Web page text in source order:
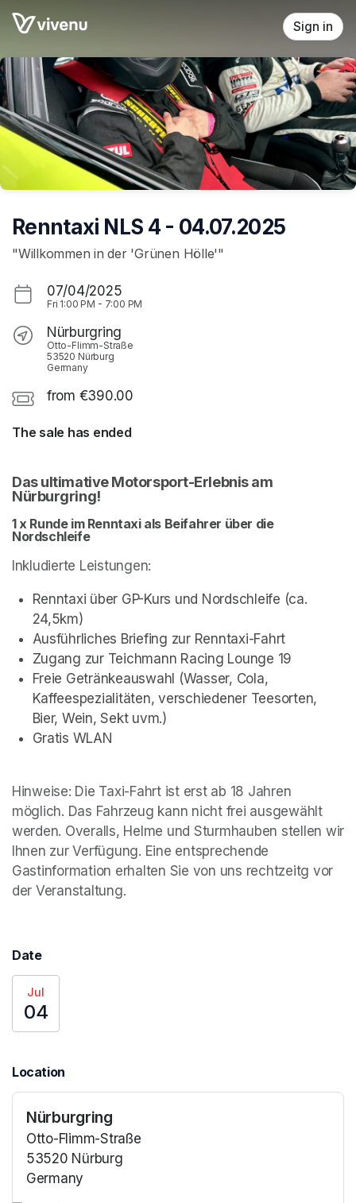
Skip header
Sign in
Renntaxi NLS 4 - 04.07.2025
"Willkommen in der 'Grünen Hölle'"
07/04/2025
Fri 1:00 PM - 7:00 PM
Nürburgring
Otto-Flimm-Straße
53520 Nürburg
Germany
from €390.00
The sale has ended
Das ultimative Motorsport-Erlebnis am
Nürburgring!
1 x Runde im Renntaxi als Beifahrer über die
Nordschleife
Inkludierte Leistungen:
Renntaxi über GP-Kurs und Nordschleife (ca.
24,5km)
Ausführliches Briefing zur Renntaxi-Fahrt
Zugang zur Teichmann Racing Lounge 19
Freie Getränkeauswahl (Wasser, Cola,
Kaffeespezialitäten, verschiedener Teesorten,
Bier, Wein, Sekt uvm.)
Gratis WLAN
Hinweise: Die Taxi-Fahrt ist erst ab 18 Jahren
möglich. Das Fahrzeug kann nicht frei ausgewählt
werden. Overalls, Helme und Sturmhauben stellen wir
Ihnen zur Verfügung. Eine entsprechende
Gastinformation erhalten Sie von uns rechtzeitg vor
der Veranstaltung.
Date
Jul
04
Location
Nürburgring
Otto-Flimm-Straße
53520 Nürburg
Germany